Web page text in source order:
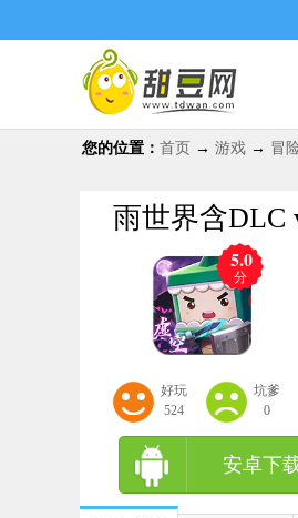
您的位置： 首页 → 游戏 → 冒
雨世界含DLC
5.0
分
好玩
524
坑爹
0
雨世界含DLC是一款很好玩的优质
安卓下